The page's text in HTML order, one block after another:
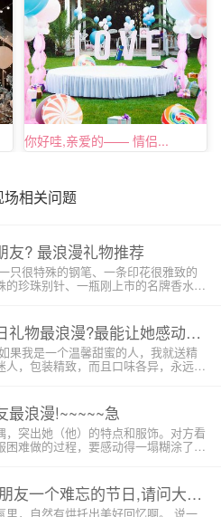
你好哇,亲爱的—— 情侣...
场相关问题
友? 最浪漫礼物推荐
珍珠别针、一瓶刚上市的名牌香水、
• 什么样的方式送女友生日礼物最浪漫?最能让她感动?(礼物是一...
果我是一个温馨甜蜜的人，我就送精
，包装精致，而且口味各异，永远充
最浪漫!~~~~~急
突出她（他）的特点和服饰。对方看
难做的过程，要感动得一塌糊涂了！
• 情人节快到了,我想给女朋友一个难忘的节日,请问大家要怎么做...
里，自然有烘托出美好回忆啊。 说一